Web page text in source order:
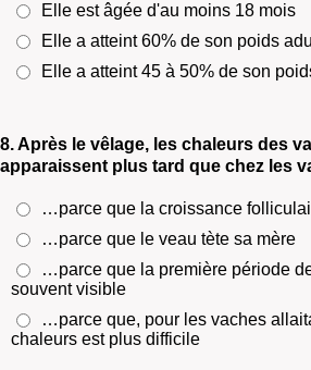
Elle est âgée d'au moins 18 mois
Elle a atteint 60% de son poids
Elle a atteint 45 à 50% de son
8. Après le vêlage, les chaleurs des
apparaissent plus tard que chez les
…parce que la croissance
…parce que le veau tète sa mère
…parce que la première période
souvent visible
…parce que, pour les vaches
chaleurs est plus difficile